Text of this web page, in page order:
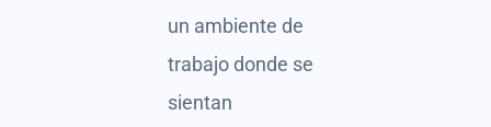
un ambiente de
trabajo donde se
sientan